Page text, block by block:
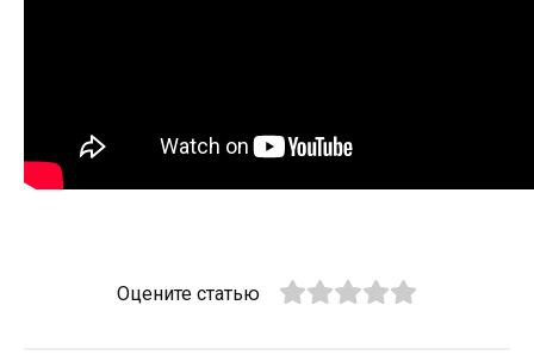
Оцените статью